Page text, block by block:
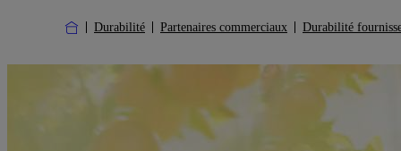
Durabilité Partenaires commerciaux Durabilité